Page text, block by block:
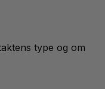
type og om